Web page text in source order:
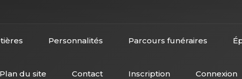
Personnalités Parcours funéraires
Plan du site Contact Inscription Connexion